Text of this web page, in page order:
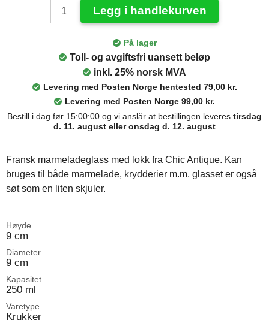
Legg i handlekurven
På lager
Toll- og avgiftsfri uansett beløp
inkl. 25% norsk MVA
Levering med Posten Norge hentested 79,00 kr.
Levering med Posten Norge 99,00 kr.
Bestill i dag før 15:00:00 og vi anslår at bestillingen leveres tirsdag
d. 11. august eller onsdag d. 12. august
Fransk marmeladeglass med lokk fra Chic Antique. Kan
bruges til både marmelade, krydderier m.m. glasset er også
søt som en liten skjuler.
Høyde
9 cm
Diameter
9 cm
Kapasitet
250 ml
Varetype
Krukker